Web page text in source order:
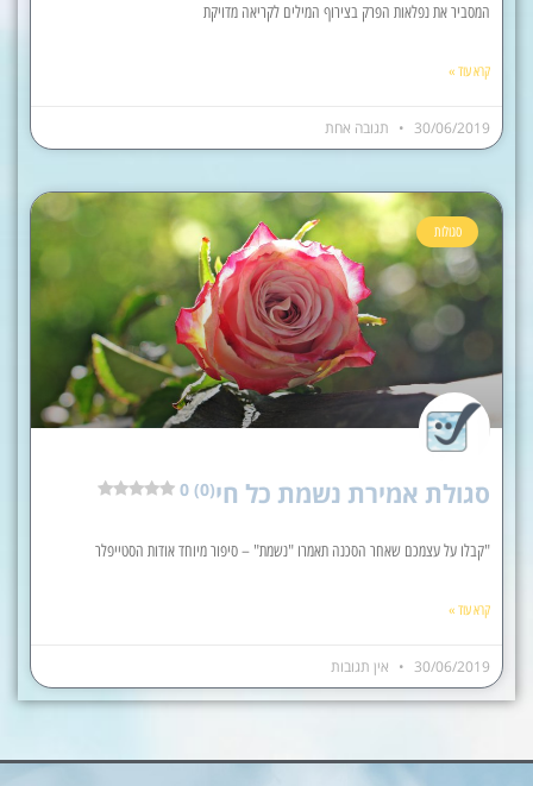
המסביר את נפלאות הפרק בצירוף המילים לקריאה מדויקת
קרא עוד »
30/06/2019 תגובה אחת
סגולות
סגולת אמירת נשמת כל חי0 (0)
"קבלו על עצמכם שאחר הסכנה תאמרו "נשמת" – סיפור מיוחד אודות הסטייפלר
קרא עוד »
30/06/2019 אין תגובות